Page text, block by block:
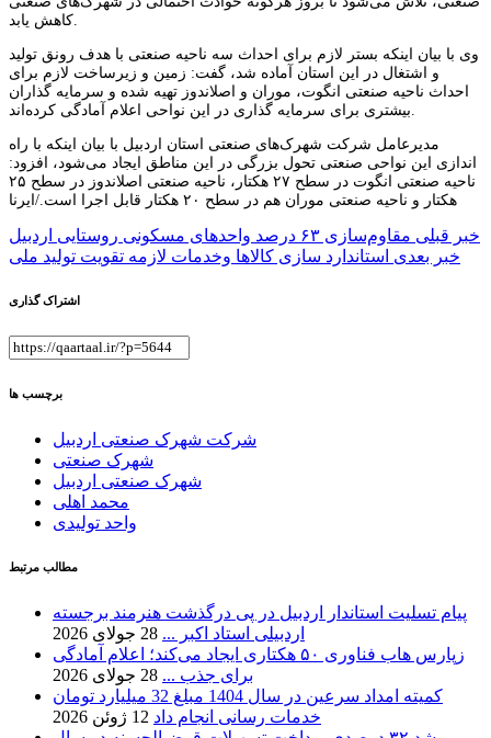
کاهش یابد.
وی با بیان اینکه بستر لازم برای احداث سه ناحیه صنعتی با هدف رونق تولید
و اشتغال در این استان آماده شد، گفت: زمین و زیرساخت لازم برای
احداث ناحیه صنعتی انگوت، موران و اصلاندوز تهیه شده و سرمایه گذاران
بیشتری برای سرمایه گذاری در این نواحی اعلام آمادگی کرده‌اند.
مدیرعامل شرکت شهرک‌های صنعتی استان اردبیل با بیان اینکه با راه
اندازی این نواحی صنعتی تحول بزرگی در این مناطق ایجاد می‌شود، افزود:
ناحیه صنعتی انگوت در سطح ۲۷ هکتار، ناحیه صنعتی اصلاندوز در سطح ۲۵
هکتار و ناحیه صنعتی موران هم در سطح ۲۰ هکتار قابل اجرا است./ایرنا
راهبری
نوشته
خبر قبلی مقاوم‌سازی ۶۳ درصد واحدهای مسکونی روستایی اردبیل
خبر بعدی استاندارد سازی کالاها وخدمات لازمه تقویت تولید ملی
اشتراک گذاری
برچسب ها
شرکت شهرک صنعتی اردبیل
شهرک صنعتی
شهرک صنعتی اردبیل
محمد اهلی
واحد تولیدی
مطالب مرتبط
پیام تسلیت استاندار اردبیل در پی درگذشت هنرمند برجسته
اردبیلی استاد اکبر ... 28 جولای 2026
زپارس هاب فناوری ۵۰ هکتاری ایجاد می‌کند؛ اعلام آمادگی
برای جذب ... 28 جولای 2026
کمیته امداد سرعین در سال 1404 مبلغ 32 میلیارد تومان
خدمات رسانی انجام داد 12 ژوئن 2026